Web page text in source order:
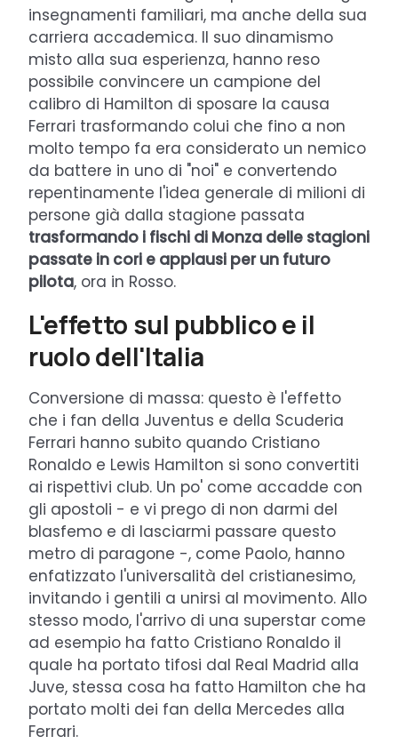
insegnamenti familiari, ma anche della sua
carriera accademica. Il suo dinamismo
misto alla sua esperienza, hanno reso
possibile convincere un campione del
calibro di Hamilton di sposare la causa
Ferrari trasformando colui che fino a non
molto tempo fa era considerato un nemico
da battere in uno di "noi" e convertendo
repentinamente l'idea generale di milioni di
persone già dalla stagione passata
trasformando i fischi di Monza delle stagioni
passate in cori e applausi per un futuro
pilota, ora in Rosso.
L'effetto sul pubblico e il
ruolo dell'Italia
Conversione di massa: questo è l'effetto
che i fan della Juventus e della Scuderia
Ferrari hanno subito quando Cristiano
Ronaldo e Lewis Hamilton si sono convertiti
ai rispettivi club. Un po' come accadde con
gli apostoli - e vi prego di non darmi del
blasfemo e di lasciarmi passare questo
metro di paragone -, come Paolo, hanno
enfatizzato l'universalità del cristianesimo,
invitando i gentili a unirsi al movimento. Allo
stesso modo, l'arrivo di una superstar come
ad esempio ha fatto Cristiano Ronaldo il
quale ha portato tifosi dal Real Madrid alla
Juve, stessa cosa ha fatto Hamilton che ha
portato molti dei fan della Mercedes alla
Ferrari.